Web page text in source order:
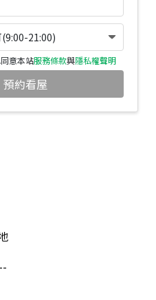
21:00)
意本站服務條款與隱私權聲明
預約看屋